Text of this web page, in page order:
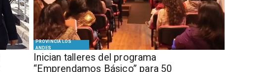
PROVINCIA LOS
ANDES
Inician talleres del programa
“Emprendamos Básico” para 50